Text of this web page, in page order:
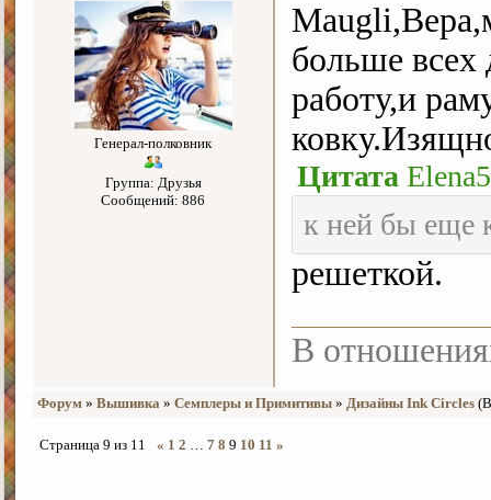
Генерал-полковник
Группа: Друзья
Сообщений: 886
больше
работу,и
Цитата
к ней бы еще
решеткой.
В
Форум » Вышивка » Семплеры и Примитивы » Дизайны Ink Circles
Страница 9 из 11 « 1 2 … 7 8 9 10 11 »